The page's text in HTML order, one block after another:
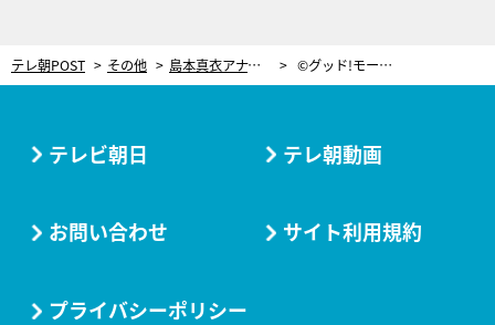
テレ朝POST その他 島本真衣アナ、その可愛さにメロメロ！4姉妹、六本木のカルガモ親子に夢中 ©グッド!モーニング
テレビ朝日 テレ朝動画
お問い合わせ サイト利用規約
プライバシーポリシー